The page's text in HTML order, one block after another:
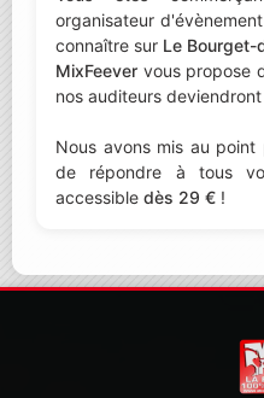
organisateur
connaître sur Le Bourget-
MixFeever vous propose
nos auditeurs
Nous avons mis au
de répondre à tous
accessible dès 29 € !